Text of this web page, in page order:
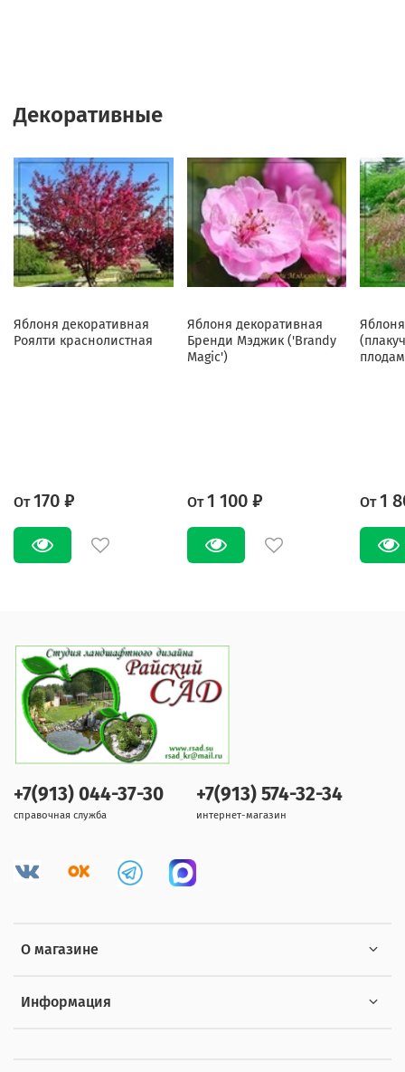
Декоративные
Яблоня декоративная
Роялти краснолистная
От 170 ₽
Яблоня декоративная
Бренди Мэджик ('Brandy
Magic')
От 1 100 ₽ От 1
О магазине
Информация
+7(913) 044-37-30
справочная служба
+7(913) 574-32-34
интернет-магазин